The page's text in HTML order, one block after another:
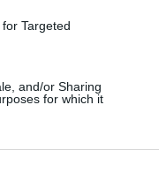
Targeted
and/or Sharing
for which it
del
de Política
al
y podría